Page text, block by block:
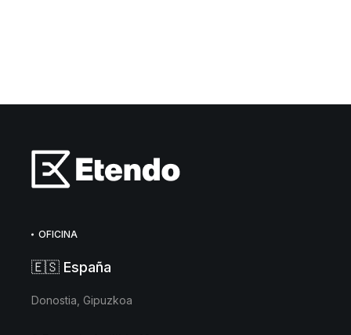
OFICINA
🇪🇸 España
Donostia, Gipuzkoa